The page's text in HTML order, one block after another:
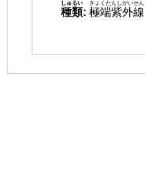
種類
しゅるい
: 極端紫外線
きょくたんしがいせん